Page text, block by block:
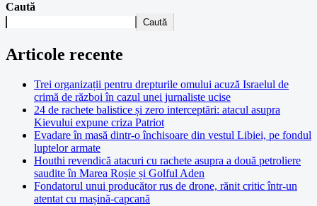
Caută
Caută
Articole recente
Trei organizații pentru drepturile omului acuză Israelul de
crimă de război în cazul unei jurnaliste ucise
24 de rachete balistice și zero interceptări: atacul asupra
Kievului expune criza Patriot
Evadare în masă dintr-o închisoare din vestul Libiei, pe fondul
luptelor armate
Houthi revendică atacuri cu rachete asupra a două petroliere
saudite în Marea Roșie și Golful Aden
Fondatorul unui producător rus de drone, rănit critic într-un
atentat cu mașină-capcană